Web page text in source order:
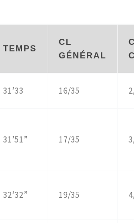
TEMPS
CL
GÉNÉRAL
31’33 16/35
31’51” 17/35
32’32” 19/35